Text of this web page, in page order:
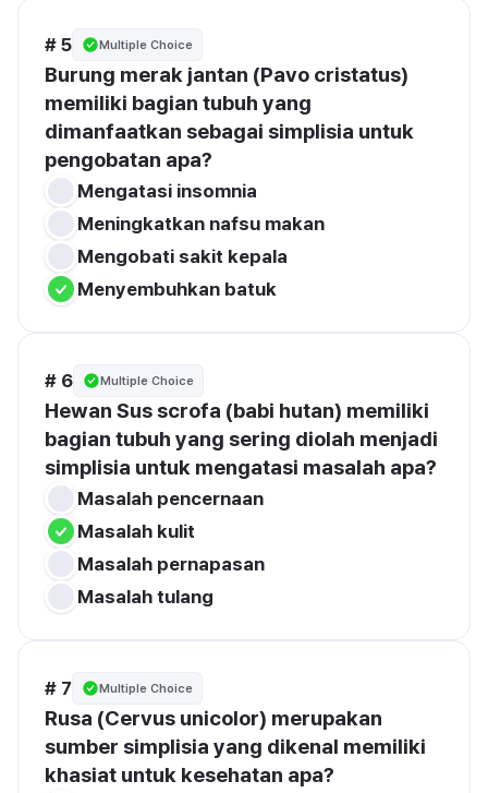
# 5 Multiple Choice
Burung merak jantan (Pavo cristatus)
memiliki bagian tubuh yang
dimanfaatkan sebagai simplisia untuk
pengobatan apa?
Mengatasi insomnia
Meningkatkan nafsu makan
Mengobati sakit kepala
Menyembuhkan batuk
# 6 Multiple Choice
Hewan Sus scrofa (babi hutan) memiliki
bagian tubuh yang sering diolah menjadi
simplisia untuk mengatasi masalah apa?
Masalah pencernaan
Masalah kulit
Masalah pernapasan
Masalah tulang
# 7 Multiple Choice
Rusa (Cervus unicolor) merupakan
sumber simplisia yang dikenal memiliki
khasiat untuk kesehatan apa?